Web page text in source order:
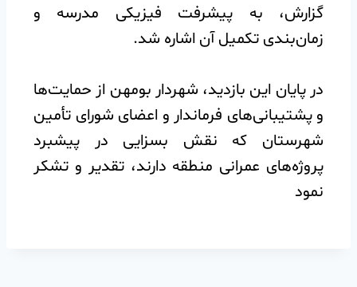
گزارش، به پیشرفت فیزیکی مدرسه و
زمان‌بندی تکمیل آن اشاره شد.
️در پایان این بازدید، شهردار بومهن از حمایت‌ها
و پشتیبانی‌های فرماندار و اعضای شورای تأمین
شهرستان که نقش بسزایی در پیشبرد
پروژه‌های عمرانی منطقه دارند، تقدیر و تشکر
نمود